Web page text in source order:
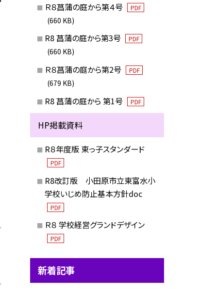
Ｒ８菖蒲の庭から第４号 PDF
(660 KB)
R8 菖蒲の庭から第3号 PDF
(660 KB)
Ｒ８菖蒲の庭から第2号 PDF
(679 KB)
R8 菖蒲の庭から 第1号 PDF
HP掲載資料
R８年度版 東っ子スタンダード
PDF
R8改訂版 小田原市立東富水小
学校いじめ防止基本方針doc
PDF
Ｒ８ 学校経営グランドデザイン
PDF
新着記事